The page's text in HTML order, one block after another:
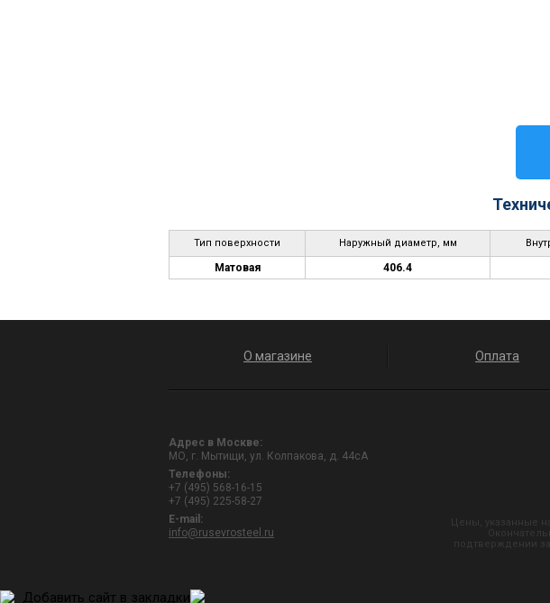
Тип поверхности Наружный диаметр, мм
Матовая 406.4
О магазине Оплата
Адрес в Москве:
МО, г. Мытищи, ул. Колпакова, д. 44сА
Телефоны:
+7 (495) 568-16-15
+7 (495) 225-58-27
E-mail:
info@rusevrosteel.ru
Цены, указанные
подтверждении
Добавить сайт в закладки